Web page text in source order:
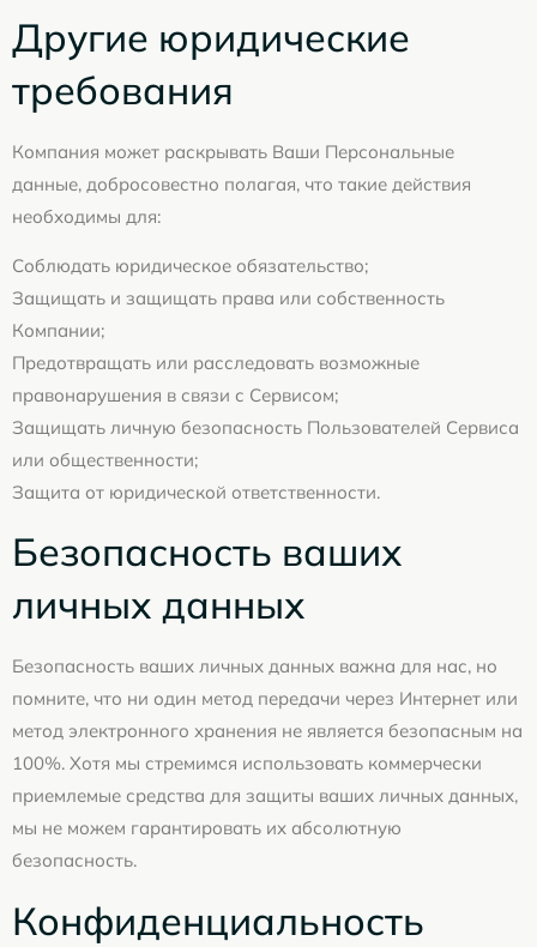
Другие юридические
требования
Компания может раскрывать Ваши Персональные
данные, добросовестно полагая, что такие действия
необходимы для:
Соблюдать юридическое обязательство;
Защищать и защищать права или собственность
Компании;
Предотвращать или расследовать возможные
правонарушения в связи с Сервисом;
Защищать личную безопасность Пользователей Сервиса
или общественности;
Защита от юридической ответственности.
Безопасность ваших
личных данных
Безопасность ваших личных данных важна для нас, но
помните, что ни один метод передачи через Интернет или
метод электронного хранения не является безопасным на
100%. Хотя мы стремимся использовать коммерчески
приемлемые средства для защиты ваших личных данных,
мы не можем гарантировать их абсолютную
безопасность.
Конфиденциальность